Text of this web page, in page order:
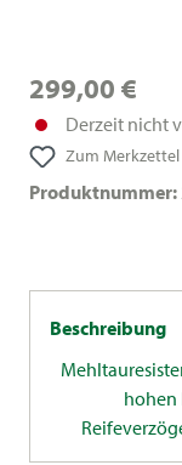
299,00 €
Derzeit nicht
Zum
Produktnummer:
Beschreibung
hohen